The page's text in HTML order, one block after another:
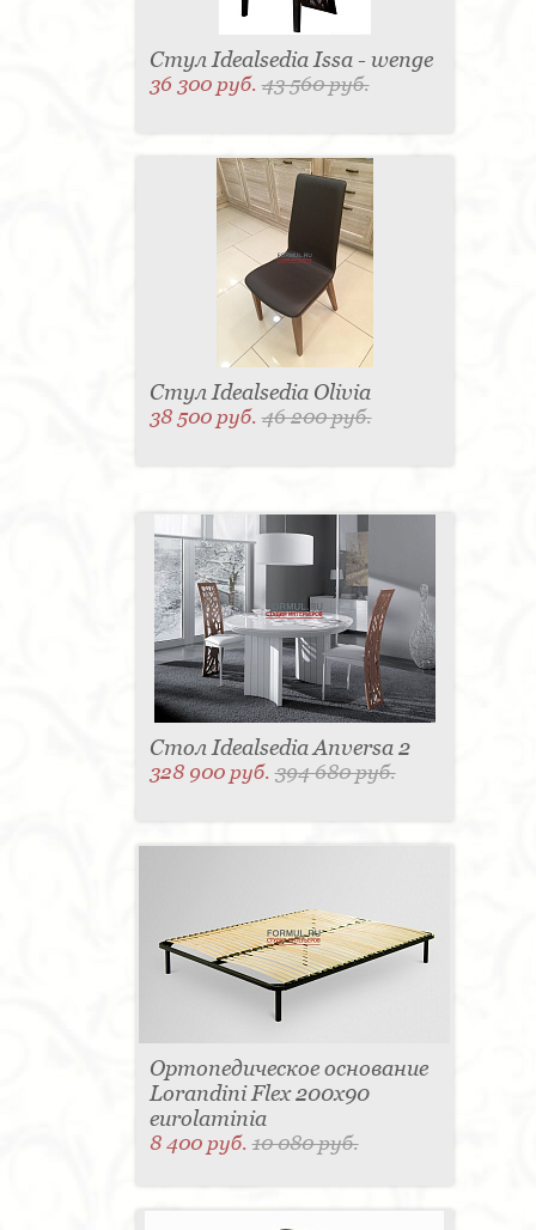
Стул Idealsedia Issa - wenge
36 300 руб.43 560 руб.
Стул Idealsedia Olivia
38 500 руб.46 200 руб.
Стол Idealsedia Anversa 2
328 900 руб.394 680 руб.
Ортопедическое основание
Lorandini Flex 200x90
eurolaminia
8 400 руб.10 080 руб.